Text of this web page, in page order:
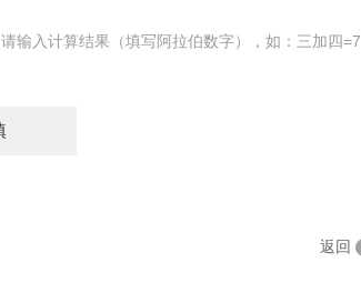
请输入计算结果（填写阿拉伯数字），如：三加四=7
返回